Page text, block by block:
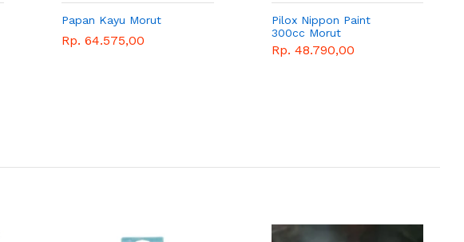
Papan Kayu Morut
Rp. 64.575,00
Pilox Nippon Paint
300cc Morut
Rp. 48.790,00